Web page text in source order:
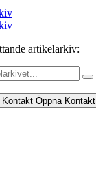
artikelarkiv:
Kontakt Öppna Kontakt